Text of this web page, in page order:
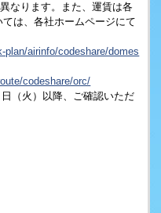
なります。また、運賃は各
は、各社ホームページにて
plan/airinfo/codeshare/domes
codeshare/orc/
（火）以降、ご確認いただ